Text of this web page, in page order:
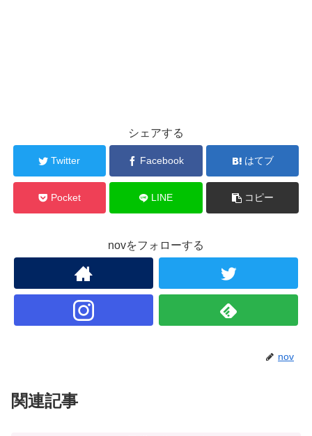
シェアする
Twitter Facebook はてブ
Pocket LINE コピー
novをフォローする
nov
関連記事